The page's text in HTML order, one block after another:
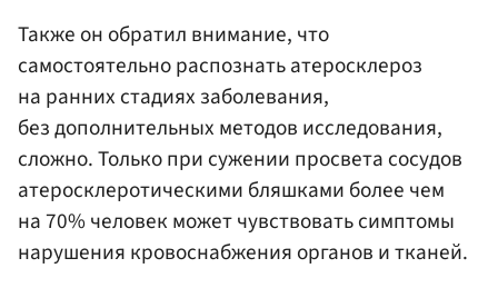
Также он обратил внимание, что
самостоятельно распознать атеросклероз
на ранних стадиях заболевания,
без дополнительных методов исследования,
сложно. Только при сужении просвета сосудов
атеросклеротическими бляшками более чем
на 70% человек может чувствовать симптомы
нарушения кровоснабжения органов и тканей.